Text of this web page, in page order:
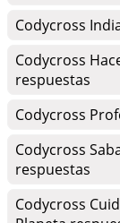
Codycross
Codycross
respuestas
Codycross
Codycross
respuestas
Codycross